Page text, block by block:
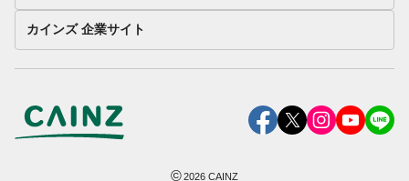
カインズ 企業サイト
©2026 CAINZ